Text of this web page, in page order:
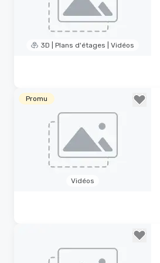
3D | Plans d'étages | Vidéos
Promu
Vidéos